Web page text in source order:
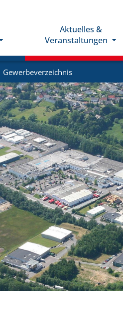
Aktuelles &
Veranstaltungen
Gewerbeverzeichnis